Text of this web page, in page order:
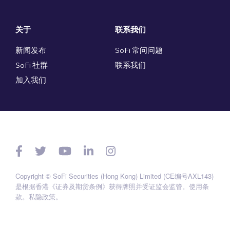
关于
新闻发布
SoFi 社群
加入我们
联系我们
SoFi 常问问题
联系我们
Copyright © SoFi Securities (Hong Kong) Limited (CE编号AXL143)
是根据香港《证券及期货条例》获得牌照并受证监会监管。 使用条
款。 私隐政策。